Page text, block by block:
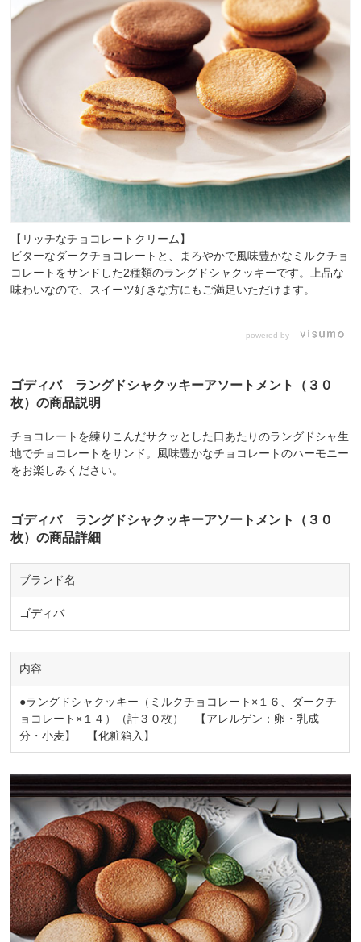
【リッチなチョコレートクリーム】
ビターなダークチョコレートと、まろやかで風味豊かなミルクチョ
コレートをサンドした2種類のラングドシャクッキーです。上品な
味わいなので、スイーツ好きな方にもご満足いただけます。
powered by
ゴディバ ラングドシャクッキーアソートメント（３０
枚）の商品説明
チョコレートを練りこんだサクッとした口あたりのラングドシャ生
地でチョコレートをサンド。風味豊かなチョコレートのハーモニー
をお楽しみください。
ゴディバ ラングドシャクッキーアソートメント（３０
枚）の商品詳細
ブランド名
ゴディバ
内容
●ラングドシャクッキー（ミルクチョコレート×１６、ダークチ
ョコレート×１４）（計３０枚） 【アレルゲン：卵・乳成
分・小麦】 【化粧箱入】